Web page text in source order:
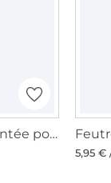
Pelote aimantée pour épingles
5,95